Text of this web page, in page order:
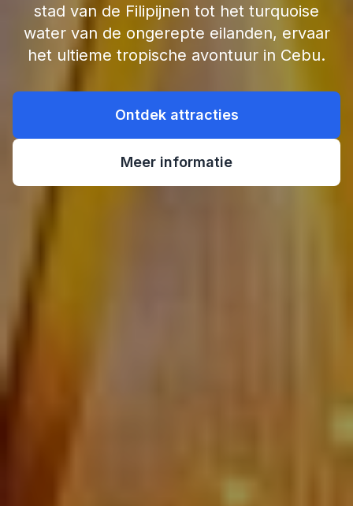
stad van de Filipijnen tot het turquoise
water van de ongerepte eilanden, ervaar
het ultieme tropische avontuur in Cebu.
Ontdek attracties
Meer informatie